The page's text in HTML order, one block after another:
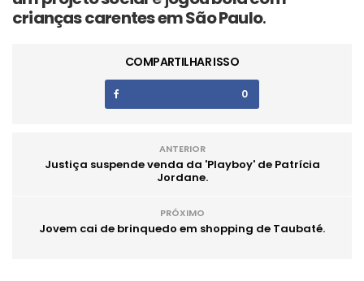
crianças carentes em São Paulo.
COMPARTILHAR ISSO
0
ANTERIOR
Justiça suspende venda da 'Playboy' de Patrícia
Jordane.
PRÓXIMO
Jovem cai de brinquedo em shopping de Taubaté.